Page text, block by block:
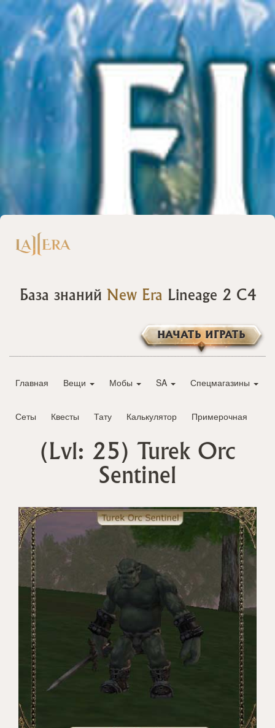
База знаний New Era Lineage 2 C4
НАЧАТЬ ИГРАТЬ
Главная Вещи Мобы SA Спецмагазины
Сеты Квесты Тату Калькулятор Примерочная
(Lvl: 25)
Turek Orc
Sentinel